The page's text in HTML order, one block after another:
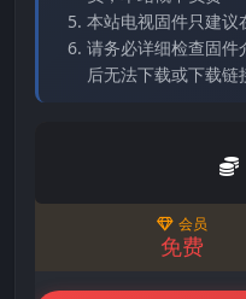
本站电视固件只建议
请务必详细检查固件
后无法下载或下载
会员
免费